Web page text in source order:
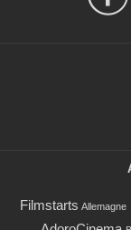
Filmstarts Allemagne